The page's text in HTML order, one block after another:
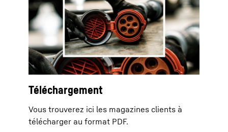
Téléchargement
Vous trouverez ici les magazines clients à
télécharger au format PDF.